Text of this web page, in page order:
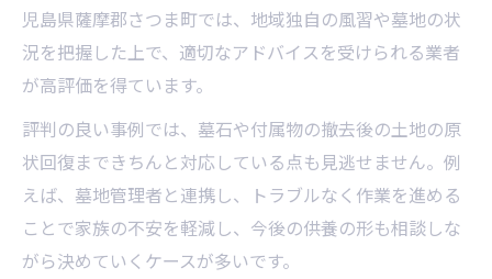
児島県薩摩郡さつま町では、地域独自の風習や墓地の状
況を把握した上で、適切なアドバイスを受けられる業者
が高評価を得ています。
評判の良い事例では、墓石や付属物の撤去後の土地の原
状回復まできちんと対応している点も見逃せません。例
えば、墓地管理者と連携し、トラブルなく作業を進める
ことで家族の不安を軽減し、今後の供養の形も相談しな
がら決めていくケースが多いです。